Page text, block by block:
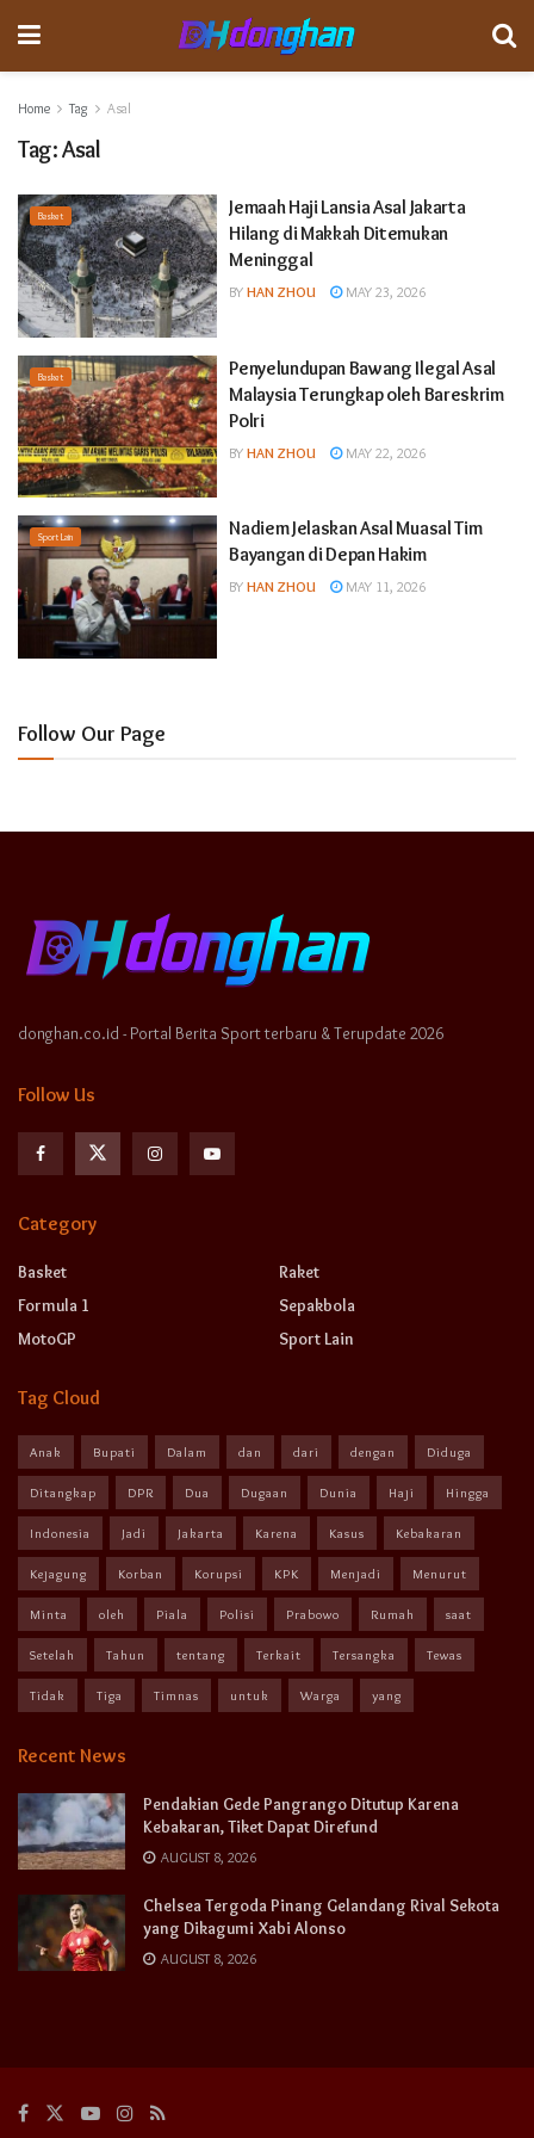
Home Tag Asal
Tag:Asal
Basket
Jemaah Haji Lansia Asal Jakarta
Hilang di Makkah Ditemukan
Meninggal
BY HAN ZHOU MAY 23, 2026
Basket
Penyelundupan Bawang Ilegal Asal
Malaysia Terungkap oleh Bareskrim
Polri
BY HAN ZHOU MAY 22, 2026
Sport Lain
Nadiem Jelaskan Asal Muasal Tim
Bayangan di Depan Hakim
BY HAN ZHOU MAY 11, 2026
Follow Our Page
donghan.co.id - Portal Berita Sport terbaru & Terupdate 2026
Follow Us
Category
Basket
Formula 1
MotoGP
Raket
Sepakbola
Sport Lain
Tag Cloud
Anak Bupati Dalam dan dari dengan Diduga
Ditangkap DPR Dua Dugaan Dunia Haji Hingga
Indonesia Jadi Jakarta Karena Kasus Kebakaran
Kejagung Korban Korupsi KPK Menjadi Menurut
Minta oleh Piala Polisi Prabowo Rumah saat
Setelah Tahun tentang Terkait Tersangka Tewas
Tidak Tiga Timnas untuk Warga yang
Recent News
Pendakian Gede Pangrango Ditutup Karena
Kebakaran, Tiket Dapat Direfund
AUGUST 8, 2026
Chelsea Tergoda Pinang Gelandang Rival Sekota
yang Dikagumi Xabi Alonso
AUGUST 8, 2026